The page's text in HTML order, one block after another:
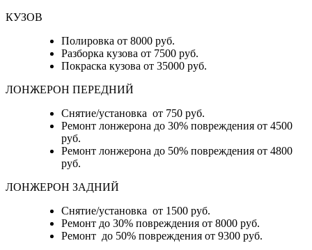
КУЗОВ
Полировка от 8000 руб.
Разборка кузова от 7500 руб.
Покраска кузова от 35000 руб.
ЛОНЖЕРОН ПЕРЕДНИЙ
Снятие/установка от 750 руб.
Ремонт лонжерона до 30% повреждения от 4500
руб.
Ремонт лонжерона до 50% повреждения от 4800
руб.
ЛОНЖЕРОН ЗАДНИЙ
Снятие/установка от 1500 руб.
Ремонт до 30% повреждения от 8000 руб.
Ремонт до 50% повреждения от 9300 руб.